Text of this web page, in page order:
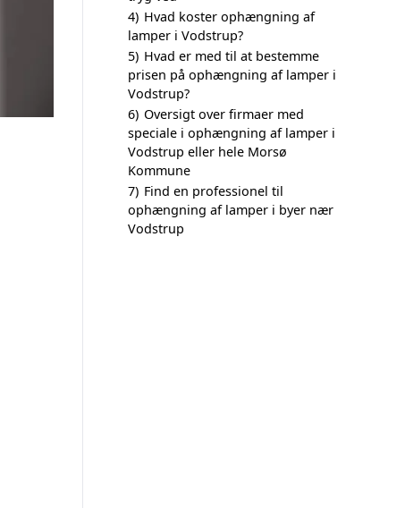
4) Hvad koster ophængning af
lamper i Vodstrup?
5) Hvad er med til at bestemme
prisen på ophængning af lamper i
Vodstrup?
6) Oversigt over firmaer med
speciale i ophængning af lamper i
Vodstrup eller hele Morsø
Kommune
7) Find en professionel til
ophængning af lamper i byer nær
Vodstrup